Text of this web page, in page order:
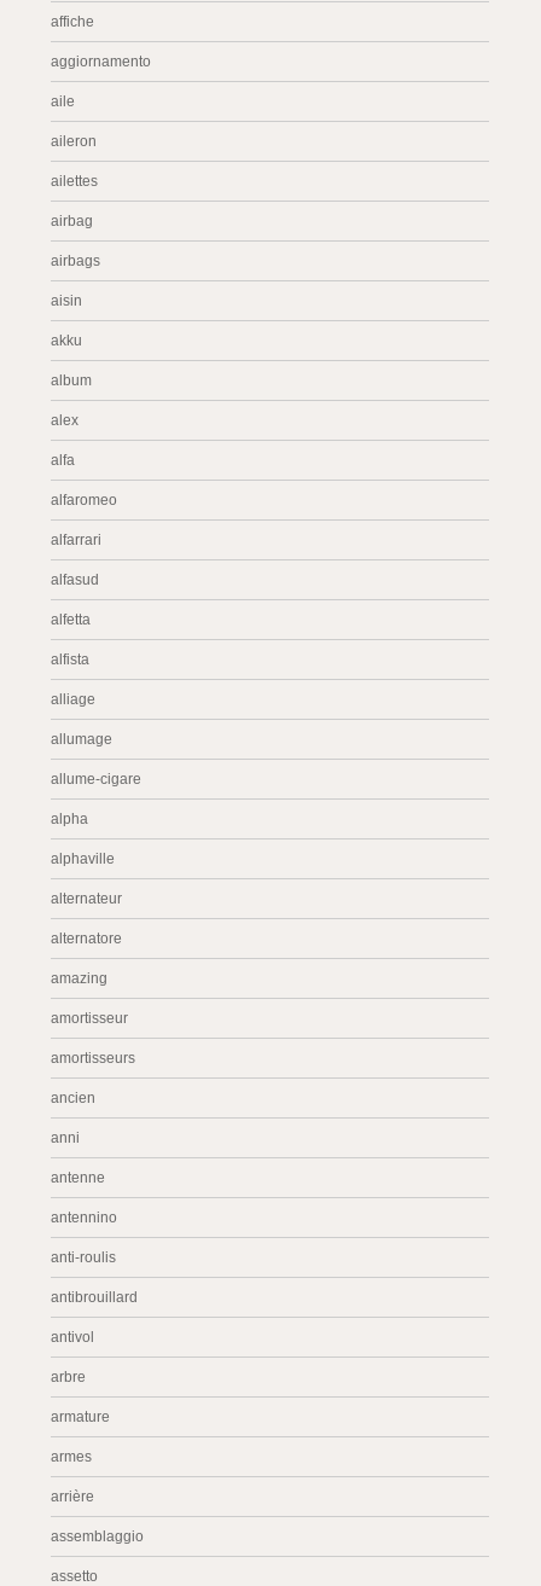
affiche
aggiornamento
aile
aileron
ailettes
airbag
airbags
aisin
akku
album
alex
alfa
alfaromeo
alfarrari
alfasud
alfetta
alfista
alliage
allumage
allume-cigare
alpha
alphaville
alternateur
alternatore
amazing
amortisseur
amortisseurs
ancien
anni
antenne
antennino
anti-roulis
antibrouillard
antivol
arbre
armature
armes
arrière
assemblaggio
assetto